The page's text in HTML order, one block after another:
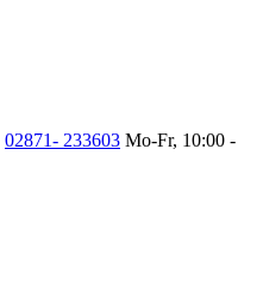
02871- 233603 Mo-Fr, 10:00 -